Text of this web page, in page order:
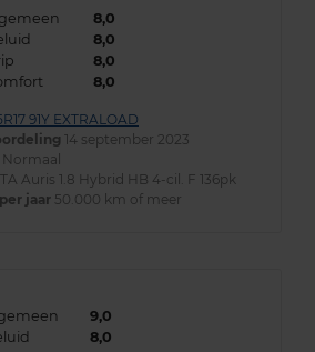
8,0
8,0
8,0
8,0
91Y EXTRALOAD
14 september 2023
Normaal
Auris 1.8 Hybrid HB 4-cil. F 136pk
jaar 50.000 km of meer
9,0
8,0